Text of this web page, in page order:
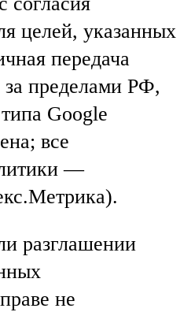
целей, указанных
передача
пределами РФ,
Google
все
—
разглашении
не